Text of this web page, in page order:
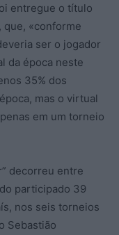
entregue o título
que, «conforme
ser o jogador
da época neste
35% dos
mas o virtual
em um torneio
decorreu entre
participado 39
nos seis torneios
Sebastião